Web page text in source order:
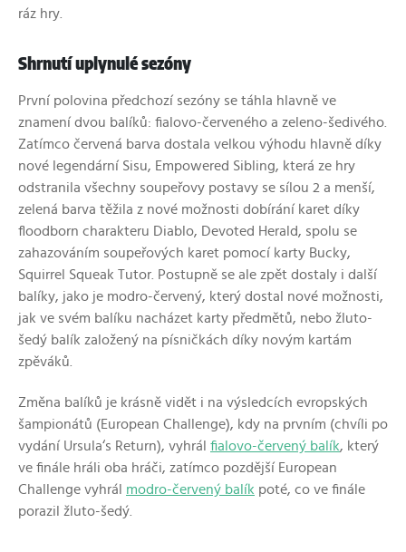
ráz hry.
Shrnutí uplynulé sezóny
První polovina předchozí sezóny se táhla hlavně ve
znamení dvou balíků: fialovo-červeného a zeleno-šedivého.
Zatímco červená barva dostala velkou výhodu hlavně díky
nové legendární Sisu, Empowered Sibling, která ze hry
odstranila všechny soupeřovy postavy se sílou 2 a menší,
zelená barva těžila z nové možnosti dobírání karet díky
floodborn charakteru Diablo, Devoted Herald, spolu se
zahazováním soupeřových karet pomocí karty Bucky,
Squirrel Squeak Tutor. Postupně se ale zpět dostaly i další
balíky, jako je modro-červený, který dostal nové možnosti,
jak ve svém balíku nacházet karty předmětů, nebo žluto-
šedý balík založený na písničkách díky novým kartám
zpěváků.
Změna balíků je krásně vidět i na výsledcích evropských
šampionátů (European Challenge), kdy na prvním (chvíli po
vydání Ursula‘s Return), vyhrál fialovo-červený balík, který
ve finále hráli oba hráči, zatímco pozdější European
Challenge vyhrál modro-červený balík poté, co ve finále
porazil žluto-šedý.